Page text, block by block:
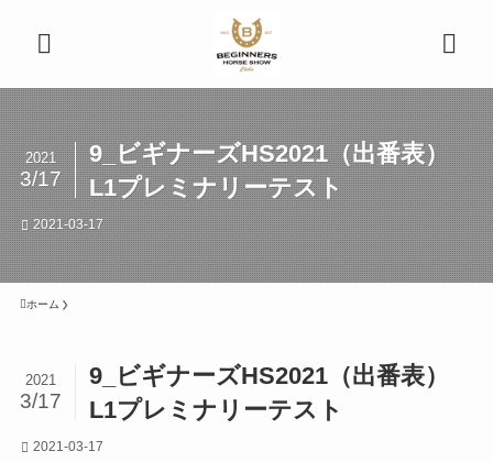
9_ビギナーズHS2021（出番表）
L1プレミナリーテスト
2021
3/17
2021-03-17
ホーム
9_ビギナーズHS2021（出番表）
L1プレミナリーテスト
2021
3/17
2021-03-17